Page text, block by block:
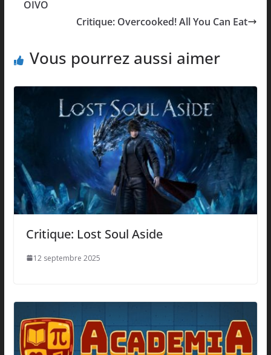
OIVO
Critique: Overcooked! All You Can Eat
Vous pourrez aussi aimer
Critique: Lost Soul Aside
12 septembre 2025